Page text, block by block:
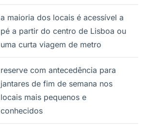
a maioria dos locais é acessível a
pé a partir do centro de Lisboa ou
uma curta viagem de metro
reserve com antecedência para
jantares de fim de semana nos
locais mais pequenos e
conhecidos